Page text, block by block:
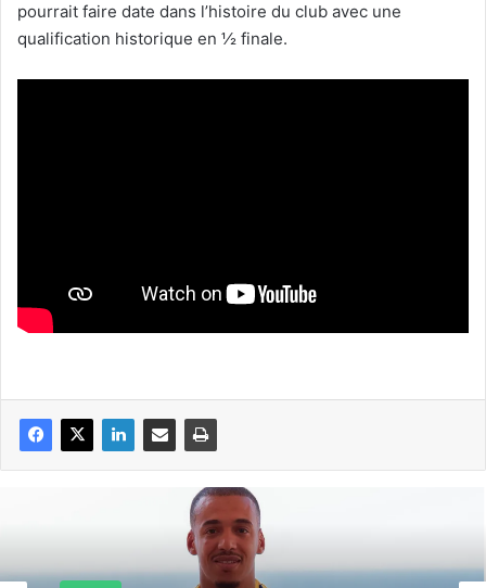
pourrait faire date dans l’histoire du club avec une
qualification historique en ½ finale.